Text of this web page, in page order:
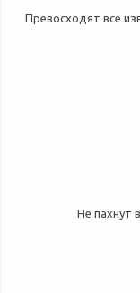
Превосходят все
Не пахнут